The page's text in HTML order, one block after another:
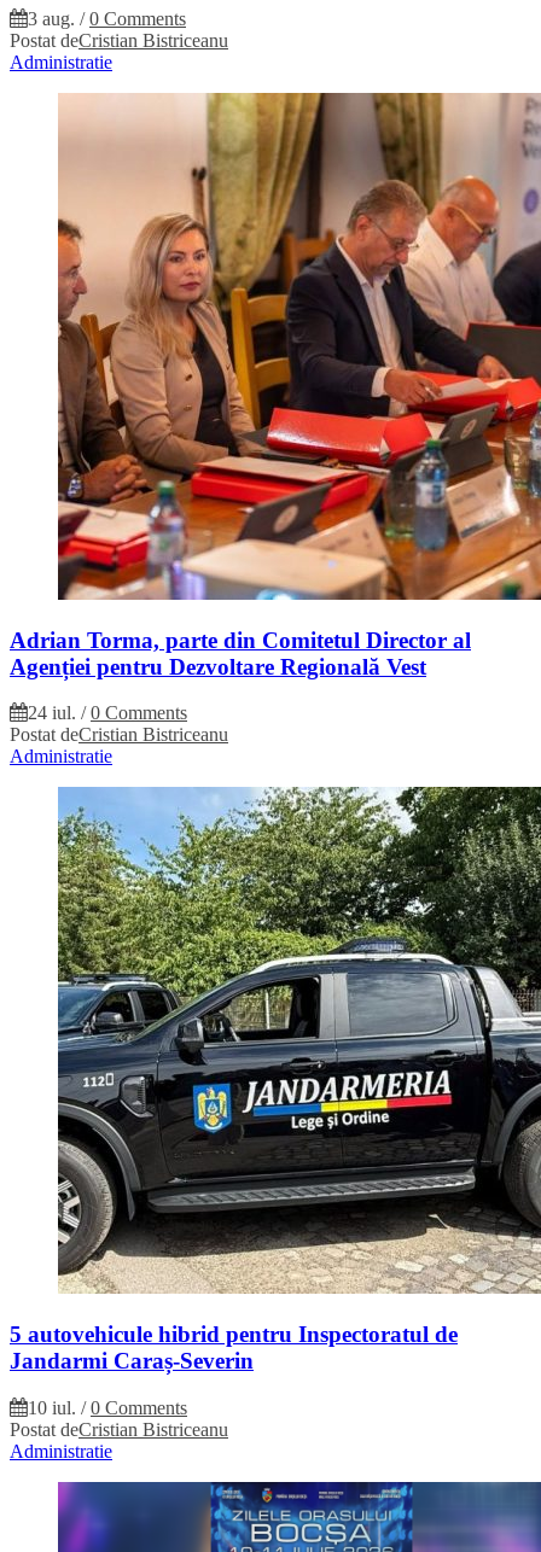
3 aug. / 0 Comments
Postat deCristian Bistriceanu
Administratie
Adrian Torma, parte din Comitetul Director al
Agenției pentru Dezvoltare Regională Vest
24 iul. / 0 Comments
Postat deCristian Bistriceanu
Administratie
5 autovehicule hibrid pentru Inspectoratul de
Jandarmi Caraș-Severin
10 iul. / 0 Comments
Postat deCristian Bistriceanu
Administratie